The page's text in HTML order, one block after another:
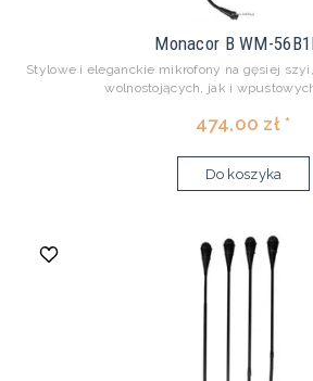
Monacor B WM-
Stylowe i eleganckie mikrofony na gęsiej
wolnostojących, jak i
474,00 zł *
Do koszyka